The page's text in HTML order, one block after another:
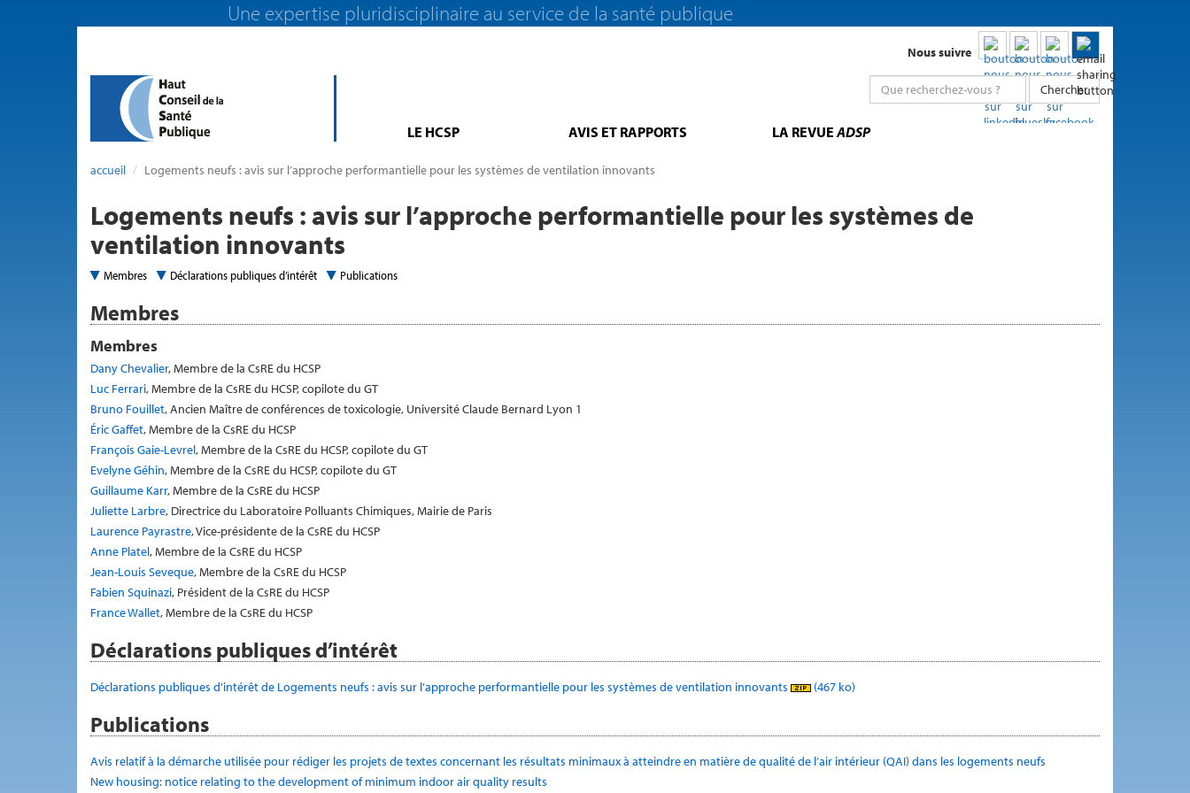
Une expertise pluridisciplinaire au service de la santé publique
Nous suivre
Chercher
LE HCSP AVIS ET RAPPORTS LA REVUEADSP
accueil Logements neufs : avis sur l’approche performantielle pour les systèmes de ventilation innovants
Logements neufs : avis sur l’approche performantielle pour les systèmes de
ventilation innovants
Membres Déclarations publiques d’intérêt Publications
Membres
Membres
Dany Chevalier, Membre de la CsRE du HCSP
Luc Ferrari, Membre de la CsRE du HCSP, copilote du GT
Bruno Fouillet, Ancien Maître de conférences de toxicologie, Université Claude Bernard Lyon 1
Éric Gaffet, Membre de la CsRE du HCSP
François Gaie-Levrel, Membre de la CsRE du HCSP, copilote du GT
Evelyne Géhin, Membre de la CsRE du HCSP, copilote du GT
Guillaume Karr, Membre de la CsRE du HCSP
Juliette Larbre, Directrice du Laboratoire Polluants Chimiques, Mairie de Paris
Laurence Payrastre, Vice-présidente de la CsRE du HCSP
Anne Platel, Membre de la CsRE du HCSP
Jean-Louis Seveque, Membre de la CsRE du HCSP
Fabien Squinazi, Président de la CsRE du HCSP
France Wallet, Membre de la CsRE du HCSP
Déclarations publiques d’intérêt
Déclarations publiques d'intérêt de Logements neufs : avis sur l’approche performantielle pour les systèmes de ventilation innovants (467 ko)
Publications
Avis relatif à la démarche utilisée pour rédiger les projets de textes concernant les résultats minimaux à atteindre en matière de qualité de l’air intérieur (QAI) dans les logements neufs
New housing: notice relating to the development of minimum indoor air quality results